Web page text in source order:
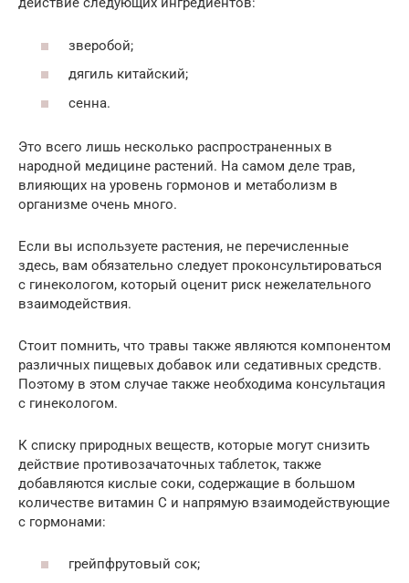
зверобой;
дягиль китайский;
сенна.
Это всего лишь несколько распространенных в
народной медицине растений. На самом деле трав,
влияющих на уровень гормонов и метаболизм в
организме очень много.
Если вы используете растения, не перечисленные
здесь, вам обязательно следует проконсультироваться
с гинекологом, который оценит риск нежелательного
взаимодействия.
Стоит помнить, что травы также являются компонентом
различных пищевых добавок или седативных средств.
Поэтому в этом случае также необходима консультация
с гинекологом.
К списку природных веществ, которые могут снизить
действие противозачаточных таблеток, также
добавляются кислые соки, содержащие в большом
количестве витамин С и напрямую взаимодействующие
с гормонами:
грейпфрутовый сок;